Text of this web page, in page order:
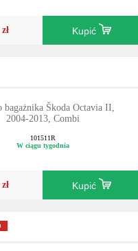
Kupić
bagażnika Škoda Octavia II,
2004-2013, Combi
101511R
W ciągu tygodnia
Kupić